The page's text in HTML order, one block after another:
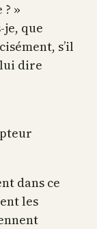
»
je, que
s’il
dire
dans ce
les